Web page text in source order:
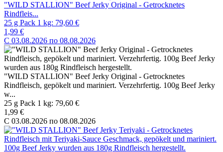
"WILD STALLION" Beef Jerky Original - Getrocknetes
Rindfleis...
25 g Pack 1 kg: 79,60 €
1,99 €
C 03.08.2026 по 08.08.2026
"WILD STALLION" Beef Jerky Original - Getrocknetes
Rindfleisch, gepökelt und mariniert. Verzehrfertig. 100g Beef Jerky
w...
25 g Pack 1 kg: 79,60 €
1,99 €
C 03.08.2026 по 08.08.2026